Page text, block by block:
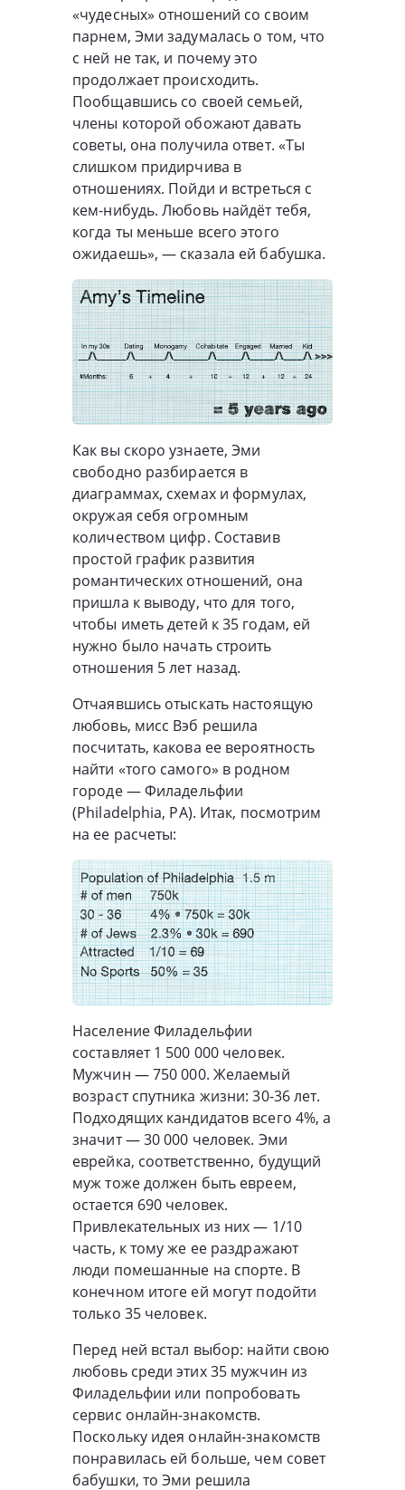
«чудесных» отношений со своим
парнем, Эми задумалась о том, что
с ней не так, и почему это
продолжает происходить.
Пообщавшись со своей семьей,
члены которой обожают давать
советы, она получила ответ. «Ты
слишком придирчива в
отношениях. Пойди и встреться с
кем-нибудь. Любовь найдёт тебя,
когда ты меньше всего этого
ожидаешь», — сказала ей бабушка.
Как вы скоро узнаете, Эми
свободно разбирается в
диаграммах, схемах и формулах,
окружая себя огромным
количеством цифр. Составив
простой график развития
романтических отношений, она
пришла к выводу, что для того,
чтобы иметь детей к 35 годам, ей
нужно было начать строить
отношения 5 лет назад.
Отчаявшись отыскать настоящую
любовь, мисс Вэб решила
посчитать, какова ее вероятность
найти «того самого» в родном
городе — Филадельфии
(Philadelphia, PA). Итак, посмотрим
на ее расчеты:
Население Филадельфии
составляет 1 500 000 человек.
Мужчин — 750 000. Желаемый
возраст спутника жизни: 30-36 лет.
Подходящих кандидатов всего 4%, а
значит — 30 000 человек. Эми
еврейка, соответственно, будущий
муж тоже должен быть евреем,
остается 690 человек.
Привлекательных из них — 1/10
часть, к тому же ее раздражают
люди помешанные на спорте. В
конечном итоге ей могут подойти
только 35 человек.
Перед ней встал выбор: найти свою
любовь среди этих 35 мужчин из
Филадельфии или попробовать
сервис онлайн-знакомств.
Поскольку идея онлайн-знакомств
понравилась ей больше, чем совет
бабушки, то Эми решила